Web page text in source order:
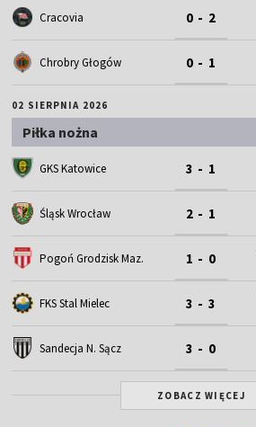
Cracovia 0 - 2
Chrobry Głogów 0 - 1
02 SIERPNIA 2026
Piłka nożna
GKS Katowice 3 - 1
Śląsk Wrocław 2 - 1
Pogoń Grodzisk Maz. 1 - 0
FKS Stal Mielec 3 - 3
Sandecja N. Sącz 3 - 0
ZOBACZ WIĘCEJ